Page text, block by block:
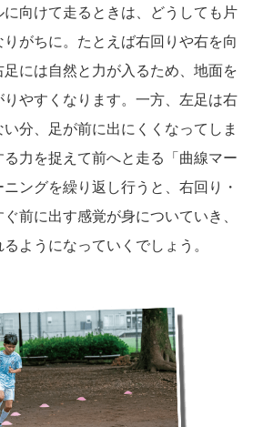
向けて走るときは、どうしても片
がちに。たとえば右回りや右を向
には自然と力が入るため、地面を
りやすくなります。一方、左足は右
分、足が前に出にくくなってしま
る力を捉えて前へと走る「曲線マー
ングを繰り返し行うと、右回り・
前に出す感覚が身についていき、
ようになっていくでしょう。